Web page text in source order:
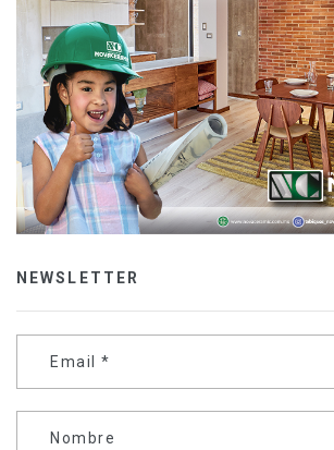
NEWSLETTER
Email *
Nombre